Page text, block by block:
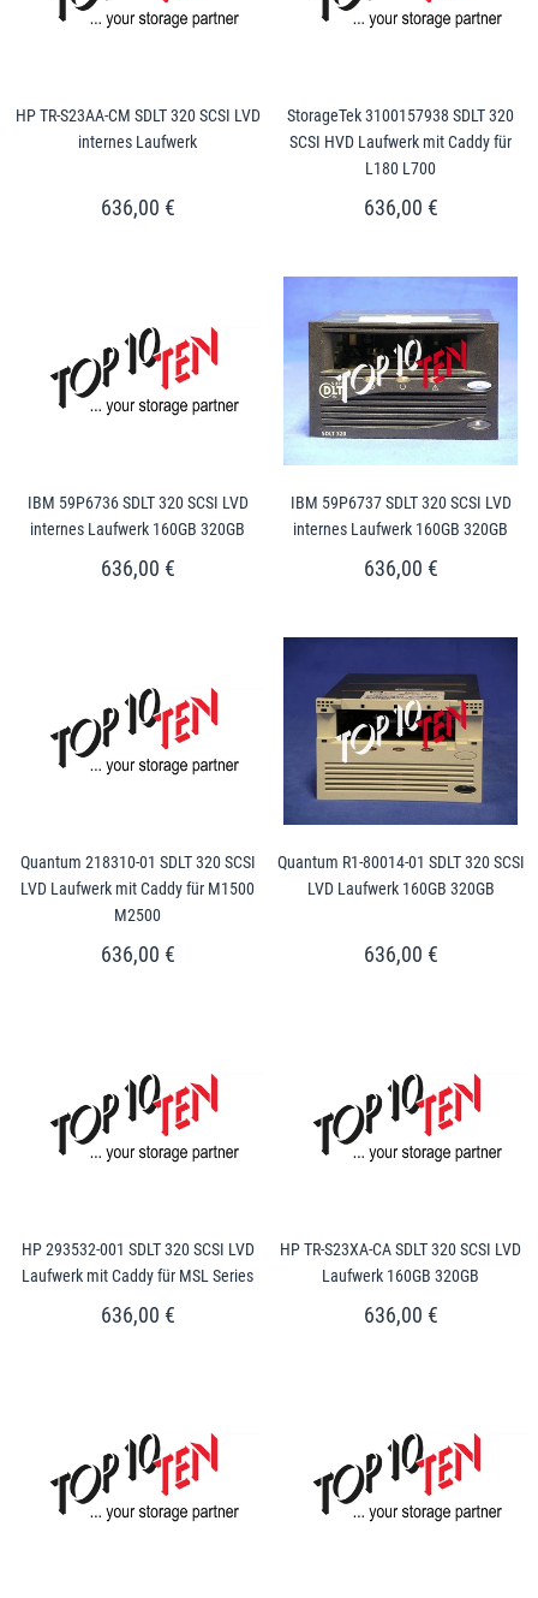
HP TR-S23AA-CM SDLT 320 SCSI LVD
internes Laufwerk
636,00 €
StorageTek 3100157938 SDLT 320
SCSI HVD Laufwerk mit Caddy für
L180 L700
636,00 €
IBM 59P6736 SDLT 320 SCSI LVD
internes Laufwerk 160GB 320GB
636,00 €
IBM 59P6737 SDLT 320 SCSI LVD
internes Laufwerk 160GB 320GB
636,00 €
Quantum 218310-01 SDLT 320 SCSI
LVD Laufwerk mit Caddy für M1500
M2500
636,00 €
Quantum R1-80014-01 SDLT 320 SCSI
LVD Laufwerk 160GB 320GB
636,00 €
HP 293532-001 SDLT 320 SCSI LVD
Laufwerk mit Caddy für MSL Series
636,00 €
HP TR-S23XA-CA SDLT 320 SCSI LVD
Laufwerk 160GB 320GB
636,00 €